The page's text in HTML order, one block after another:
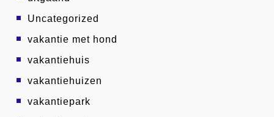
Uncategorized
vakantie met hond
vakantiehuis
vakantiehuizen
vakantiepark